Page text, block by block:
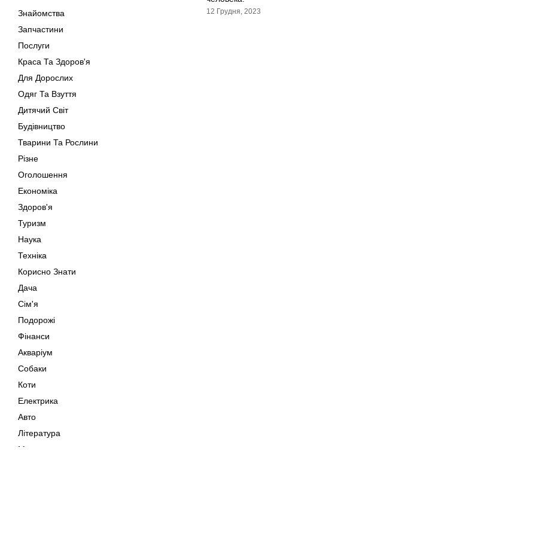
Знайомства
Запчастини
Послуги
Краса Та Здоров'я
Для Дорослих
Одяг Та Взуття
Дитячий Світ
Будівництво
Тварини Та Рослини
Різне
Оголошення
Економіка
Здоров'я
Туризм
Наука
Техніка
Корисно Знати
Дача
Сім'я
Подорожі
Фінанси
Акваріум
Собаки
Коти
Електрика
Авто
Література
Музика
12 Грудня, 2023